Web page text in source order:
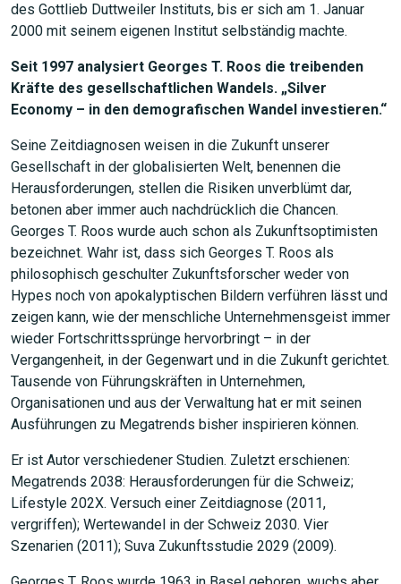
des Gottlieb Duttweiler Instituts, bis er sich am 1. Januar
2000 mit seinem eigenen Institut selbständig machte.
Seit 1997 analysiert Georges T. Roos die treibenden
Kräfte des gesellschaftlichen Wandels. „Silver
Economy – in den demografischen Wandel investieren.“
Seine Zeitdiagnosen weisen in die Zukunft unserer
Gesellschaft in der globalisierten Welt, benennen die
Herausforderungen, stellen die Risiken unverblümt dar,
betonen aber immer auch nachdrücklich die Chancen.
Georges T. Roos wurde auch schon als Zukunftsoptimisten
bezeichnet. Wahr ist, dass sich Georges T. Roos als
philosophisch geschulter Zukunftsforscher weder von
Hypes noch von apokalyptischen Bildern verführen lässt und
zeigen kann, wie der menschliche Unternehmensgeist immer
wieder Fortschrittssprünge hervorbringt – in der
Vergangenheit, in der Gegenwart und in die Zukunft gerichtet.
Tausende von Führungskräften in Unternehmen,
Organisationen und aus der Verwaltung hat er mit seinen
Ausführungen zu Megatrends bisher inspirieren können.
Er ist Autor verschiedener Studien. Zuletzt erschienen:
Megatrends 2038: Herausforderungen für die Schweiz;
Lifestyle 202X. Versuch einer Zeitdiagnose (2011,
vergriffen); Wertewandel in der Schweiz 2030. Vier
Szenarien (2011); Suva Zukunftsstudie 2029 (2009).
JETZT SUCHEN